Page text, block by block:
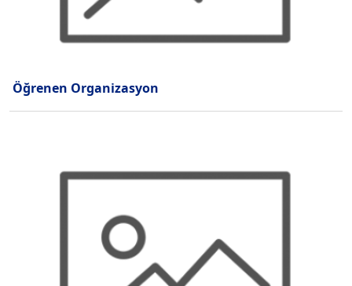
Öğrenen Organizasyon